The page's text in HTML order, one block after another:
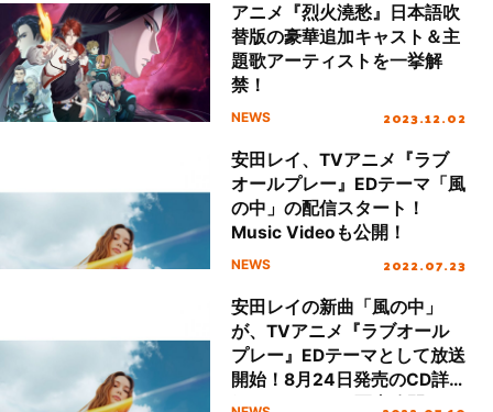
アニメ『烈火澆愁』日本語吹
替版の豪華追加キャスト＆主
題歌アーティストを一挙解
禁！
NEWS 2023.12.02
安田レイ、TVアニメ『ラブ
オールプレー』EDテーマ「風
の中」の配信スタート！
Music Videoも公開！
NEWS 2022.07.23
安田レイの新曲「風の中」
が、TVアニメ『ラブオール
プレー』EDテーマとして放送
開始！8月24日発売のCD詳
細＆ジャケット写真公開！